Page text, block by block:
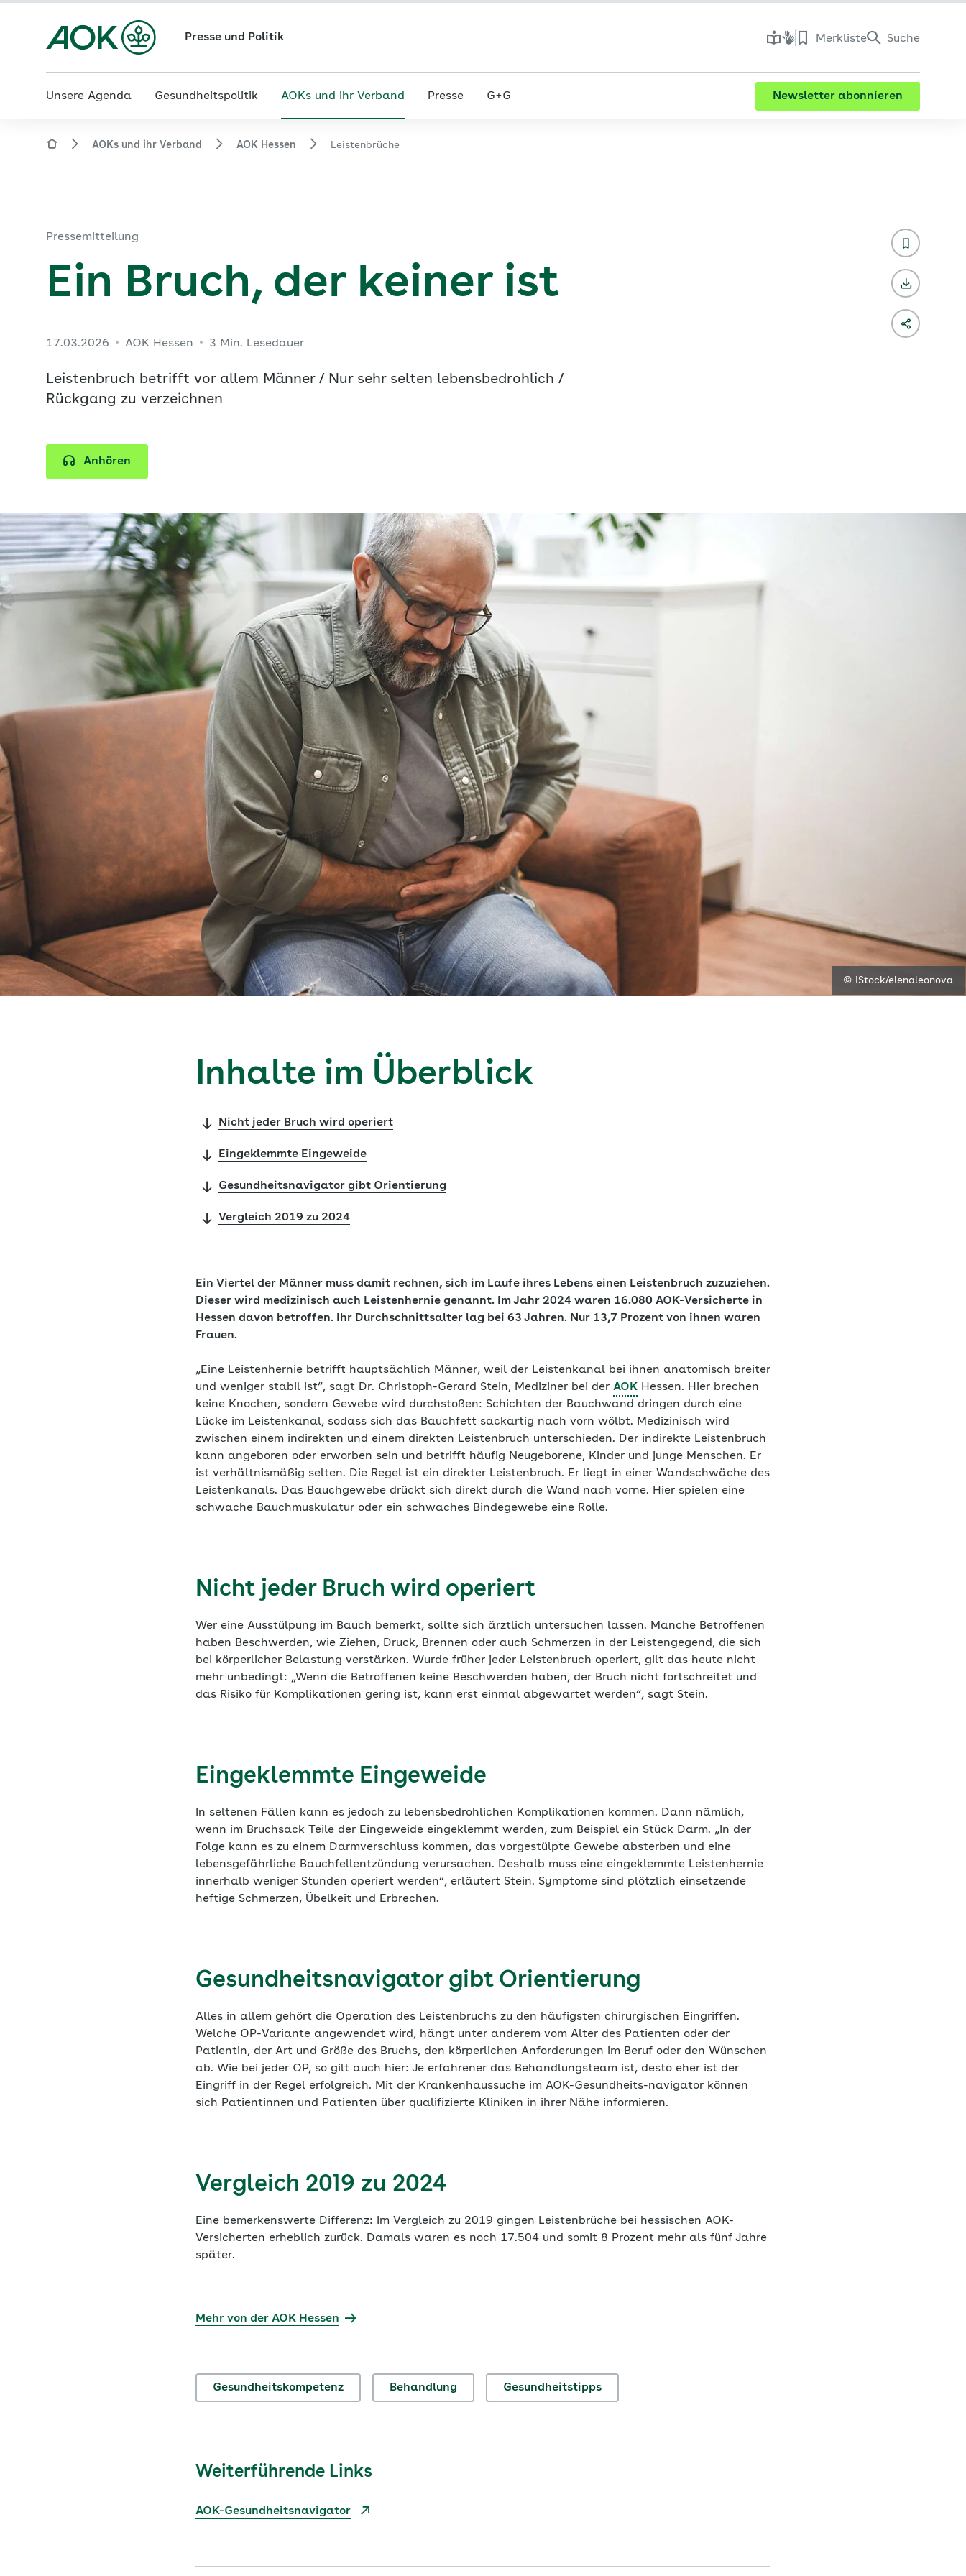
Presse und Politik Merkliste Suche
Unsere Agenda Gesundheitspolitik AOKs und ihr Verband Presse G+G Newsletter abonnieren
AOKs und ihr Verband AOK Hessen Leistenbrüche
Pressemitteilung
Ein Bruch, der keiner ist
17.03.2026 AOK Hessen 3 Min. Lesedauer
Leistenbruch betrifft vor allem Männer / Nur sehr selten lebensbedrohlich /
Rückgang zu verzeichnen
Anhören
© iStock/elenaleonova
Inhalte im Überblick
Nicht jeder Bruch wird operiert
Eingeklemmte Eingeweide
Gesundheitsnavigator gibt Orientierung
Vergleich 2019 zu 2024
Ein Viertel der Männer muss damit rechnen, sich im Laufe ihres Lebens einen Leistenbruch zuzuziehen.
Dieser wird medizinisch auch Leistenhernie genannt. Im Jahr 2024 waren 16.080 AOK-Versicherte in
Hessen davon betroffen. Ihr Durchschnittsalter lag bei 63 Jahren. Nur 13,7 Prozent von ihnen waren
Frauen.
„Eine Leistenhernie betrifft hauptsächlich Männer, weil der Leistenkanal bei ihnen anatomisch breiter
und weniger stabil ist“, sagt Dr. Christoph-Gerard Stein, Mediziner bei der AOK Hessen. Hier brechen
keine Knochen, sondern Gewebe wird durchstoßen: Schichten der Bauchwand dringen durch eine
Lücke im Leistenkanal, sodass sich das Bauchfett sackartig nach vorn wölbt. Medizinisch wird
zwischen einem indirekten und einem direkten Leistenbruch unterschieden. Der indirekte Leistenbruch
kann angeboren oder erworben sein und betrifft häufig Neugeborene, Kinder und junge Menschen. Er
ist verhältnismäßig selten. Die Regel ist ein direkter Leistenbruch. Er liegt in einer Wandschwäche des
Leistenkanals. Das Bauchgewebe drückt sich direkt durch die Wand nach vorne. Hier spielen eine
schwache Bauchmuskulatur oder ein schwaches Bindegewebe eine Rolle.
Nicht jeder Bruch wird operiert
Wer eine Ausstülpung im Bauch bemerkt, sollte sich ärztlich untersuchen lassen. Manche Betroffenen
haben Beschwerden, wie Ziehen, Druck, Brennen oder auch Schmerzen in der Leistengegend, die sich
bei körperlicher Belastung verstärken. Wurde früher jeder Leistenbruch operiert, gilt das heute nicht
mehr unbedingt: „Wenn die Betroffenen keine Beschwerden haben, der Bruch nicht fortschreitet und
das Risiko für Komplikationen gering ist, kann erst einmal abgewartet werden“, sagt Stein.
Eingeklemmte Eingeweide
In seltenen Fällen kann es jedoch zu lebensbedrohlichen Komplikationen kommen. Dann nämlich,
wenn im Bruchsack Teile der Eingeweide eingeklemmt werden, zum Beispiel ein Stück Darm. „In der
Folge kann es zu einem Darmverschluss kommen, das vorgestülpte Gewebe absterben und eine
lebensgefährliche Bauchfellentzündung verursachen. Deshalb muss eine eingeklemmte Leistenhernie
innerhalb weniger Stunden operiert werden“, erläutert Stein. Symptome sind plötzlich einsetzende
heftige Schmerzen, Übelkeit und Erbrechen.
Gesundheitsnavigator gibt Orientierung
Alles in allem gehört die Operation des Leistenbruchs zu den häufigsten chirurgischen Eingriffen.
Welche OP-Variante angewendet wird, hängt unter anderem vom Alter des Patienten oder der
Patientin, der Art und Größe des Bruchs, den körperlichen Anforderungen im Beruf oder den Wünschen
ab. Wie bei jeder OP, so gilt auch hier: Je erfahrener das Behandlungsteam ist, desto eher ist der
Eingriff in der Regel erfolgreich. Mit der Krankenhaussuche im AOK-Gesundheits-navigator können
sich Patientinnen und Patienten über qualifizierte Kliniken in ihrer Nähe informieren.
Vergleich 2019 zu 2024
Eine bemerkenswerte Differenz: Im Vergleich zu 2019 gingen Leistenbrüche bei hessischen AOK-
Versicherten erheblich zurück. Damals waren es noch 17.504 und somit 8 Prozent mehr als fünf Jahre
später.
Mehr von der AOK Hessen
Gesundheitskompetenz Behandlung Gesundheitstipps
Weiterführende Links
AOK-Gesundheitsnavigator